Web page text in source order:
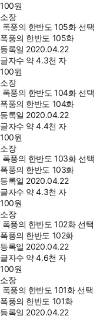
100원
소장
폭풍의 한반도 105화 선택
폭풍의 한반도 105화
등록일 2020.04.22
글자수 약 4.3천 자
100원
소장
폭풍의 한반도 104화 선택
폭풍의 한반도 104화
등록일 2020.04.22
글자수 약 4.4천 자
100원
소장
폭풍의 한반도 103화 선택
폭풍의 한반도 103화
등록일 2020.04.22
글자수 약 4.3천 자
100원
소장
폭풍의 한반도 102화 선택
폭풍의 한반도 102화
등록일 2020.04.22
글자수 약 4.6천 자
100원
소장
폭풍의 한반도 101화 선택
폭풍의 한반도 101화
등록일 2020.04.22